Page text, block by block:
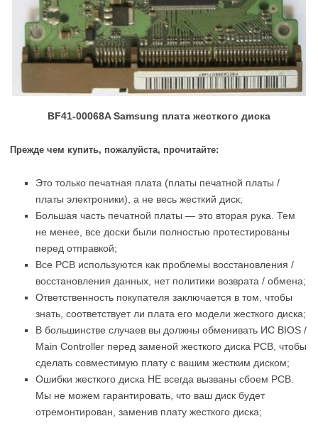
BF41-00068A Samsung плата жесткого диска
Прежде чем купить, пожалуйста, прочитайте:
Это только печатная плата (платы печатной платы /
платы электроники), а не весь жесткий диск;
Большая часть печатной платы — это вторая рука. Тем
не менее, все доски были полностью протестированы
перед отправкой;
Все PCB используются как проблемы восстановления /
восстановления данных, нет политики возврата / обмена;
Ответственность покупателя заключается в том, чтобы
знать, соответствует ли плата его модели жесткого диска;
В большинстве случаев вы должны обменивать ИС BIOS /
Main Controller перед заменой жесткого диска PCB, чтобы
сделать совместимую плату с вашим жестким диском;
Ошибки жесткого диска НЕ всегда вызваны сбоем PCB.
Мы не можем гарантировать, что ваш диск будет
отремонтирован, заменив плату жесткого диска;